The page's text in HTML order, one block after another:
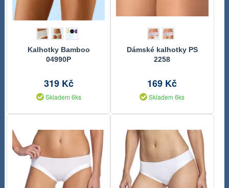
Kalhotky Bamboo
04990P
319 Kč
Skladem 6ks
Dámské kalhotky PS
2258
169 Kč
Skladem 6ks